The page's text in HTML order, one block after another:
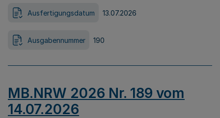
Ausfertigungsdatum 13.07.2026
Ausgabennummer 190
MB.NRW 2026 Nr. 189 vom
14.07.2026